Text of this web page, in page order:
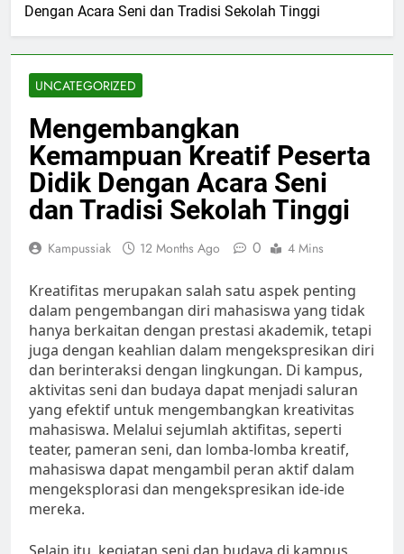
Dengan Acara Seni dan Tradisi Sekolah Tinggi
UNCATEGORIZED
Mengembangkan
Kemampuan Kreatif Peserta
Didik Dengan Acara Seni
dan Tradisi Sekolah Tinggi
Kampussiak 12 Months Ago 0 4 Mins
Kreatifitas merupakan salah satu aspek penting
dalam pengembangan diri mahasiswa yang tidak
hanya berkaitan dengan prestasi akademik, tetapi
juga dengan keahlian dalam mengekspresikan diri
dan berinteraksi dengan lingkungan. Di kampus,
aktivitas seni dan budaya dapat menjadi saluran
yang efektif untuk mengembangkan kreativitas
mahasiswa. Melalui sejumlah aktifitas, seperti
teater, pameran seni, dan lomba-lomba kreatif,
mahasiswa dapat mengambil peran aktif dalam
mengeksplorasi dan mengekspresikan ide-ide
mereka.